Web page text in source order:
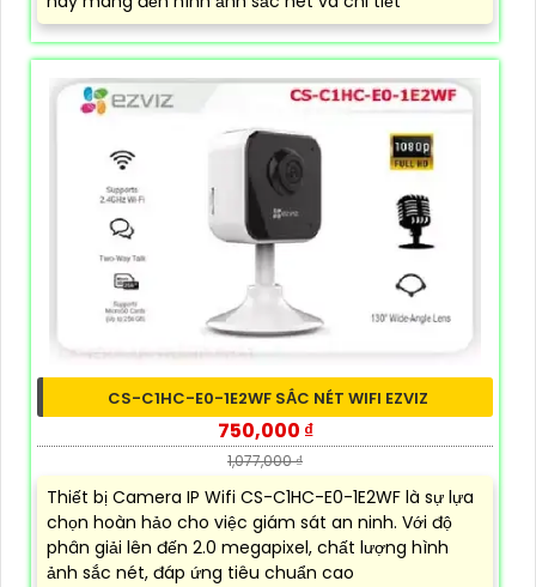
CS-C1HC-E0-1E2WF SẮC NÉT WIFI EZVIZ
750,000 ₫
1,077,000 ₫
Thiết bị Camera IP Wifi CS-C1HC-E0-1E2WF là sự lựa
chọn hoàn hảo cho việc giám sát an ninh. Với độ
phân giải lên đến 2.0 megapixel, chất lượng hình
ảnh sắc nét, đáp ứng tiêu chuẩn cao